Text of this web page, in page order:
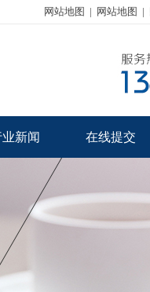
网站地图 | 网站地图 |
新闻 在线提交